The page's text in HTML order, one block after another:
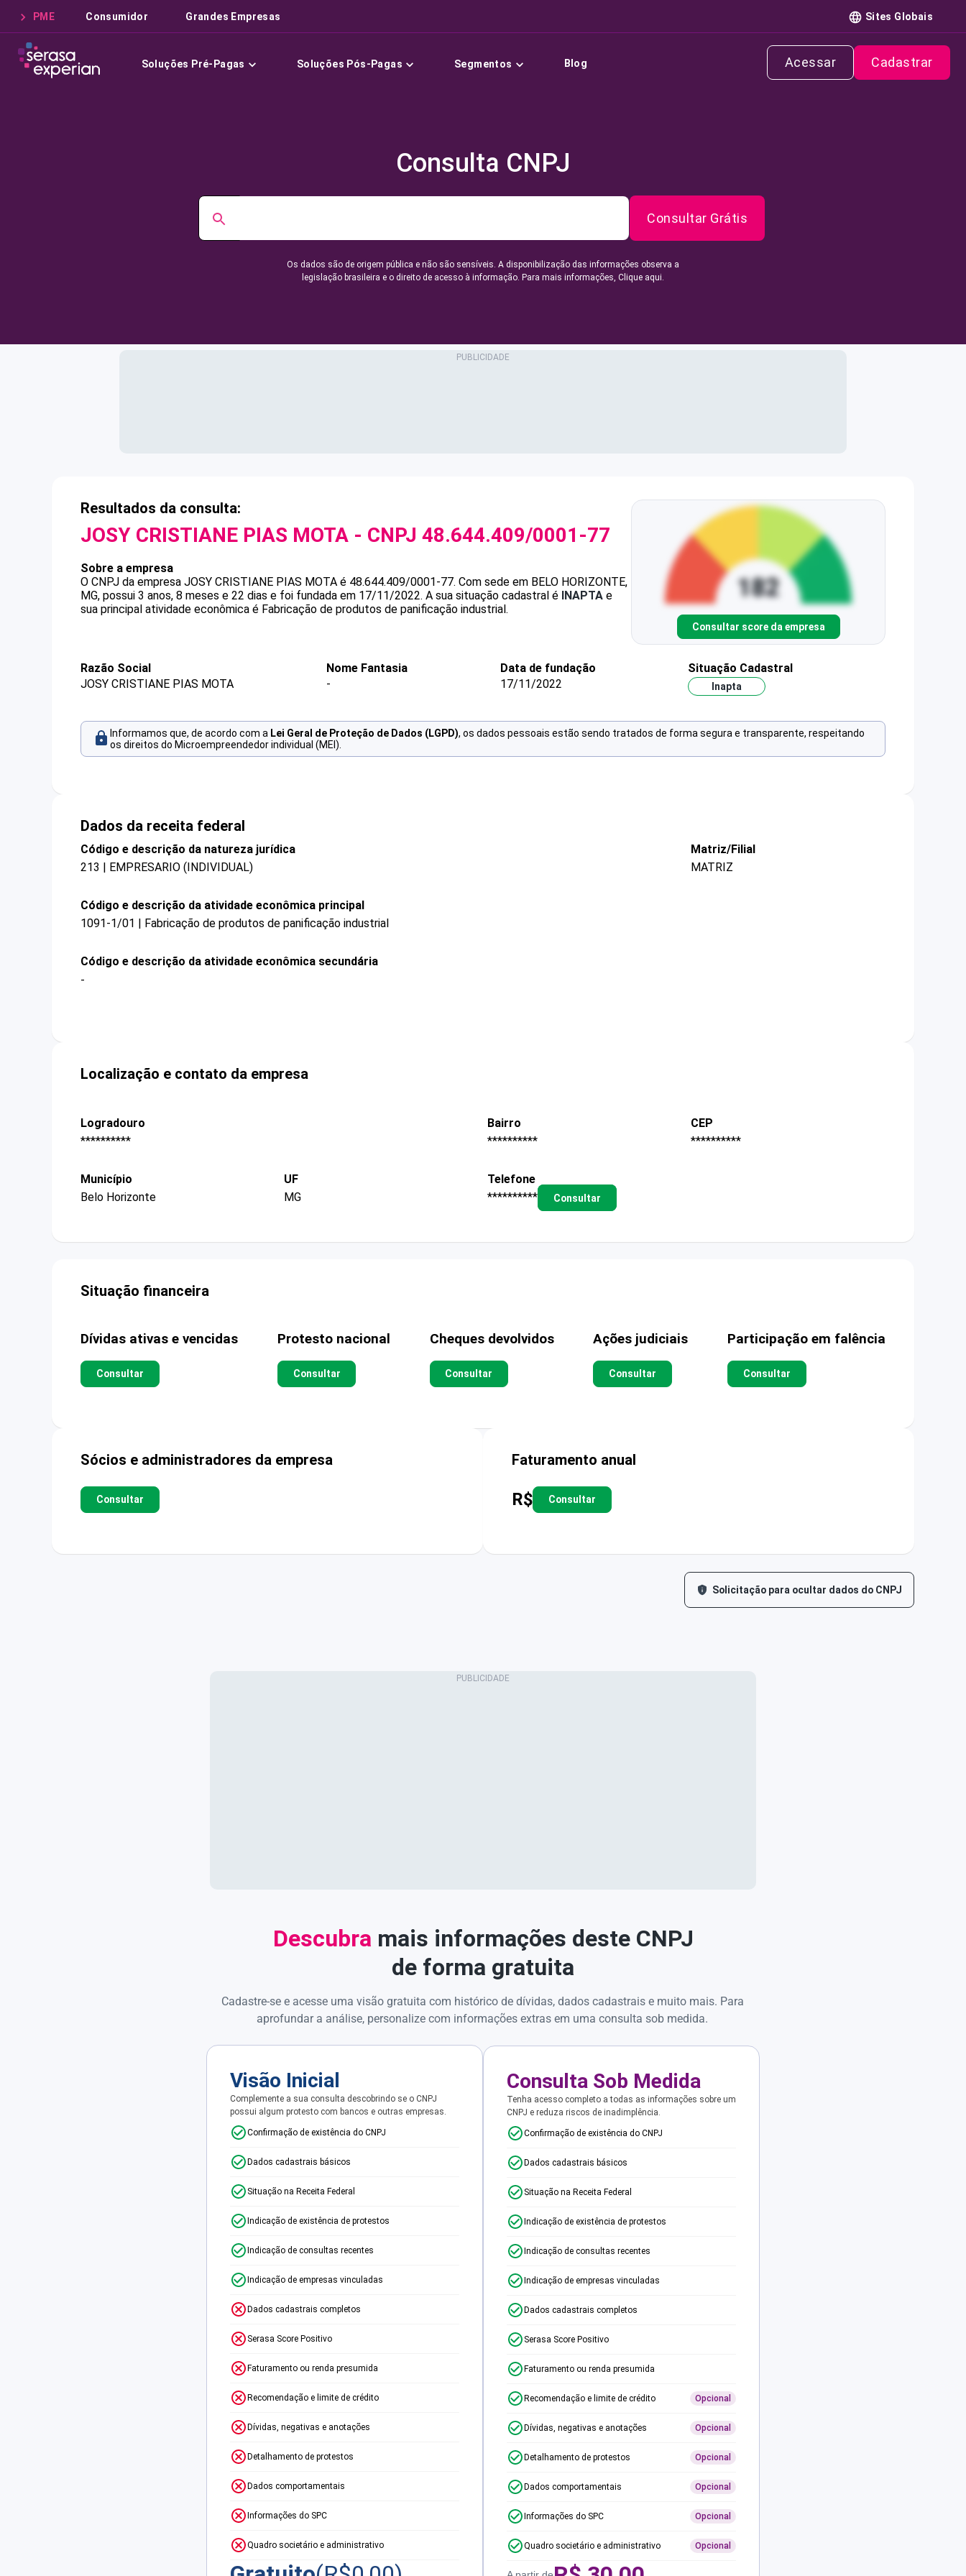
PME Consumidor Grandes Empresas Sites Globais
Soluções Pré-Pagas Soluções Pós-Pagas Segmentos Blog Acessar Cadastrar
Consulta CNPJ
Consultar Grátis
Os dados são de origem pública e não são sensíveis. A disponibilização das informações observa a
legislação brasileira e o direito de acesso à informação. Para mais informações, Clique aqui.
Resultados da consulta:
JOSY CRISTIANE PIAS MOTA - CNPJ 48.644.409/0001-77
Sobre a empresa
O CNPJ da empresa JOSY CRISTIANE PIAS MOTA é 48.644.409/0001-77. Com sede em BELO HORIZONTE,
MG, possui 3 anos, 8 meses e 22 dias e foi fundada em 17/11/2022. A sua situação cadastral é INAPTA e
sua principal atividade econômica é Fabricação de produtos de panificação industrial.
Consultar score da empresa
Razão Social
JOSY CRISTIANE PIAS MOTA
Nome Fantasia
-
Data de fundação
17/11/2022
Situação Cadastral
Inapta
Informamos que, de acordo com a Lei Geral de Proteção de Dados (LGPD), os dados pessoais estão sendo tratados de forma segura e transparente, respeitando
os direitos do Microempreendedor individual (MEI).
Dados da receita federal
Código e descrição da natureza jurídica
213 | EMPRESARIO (INDIVIDUAL)
Matriz/Filial
MATRIZ
Código e descrição da atividade econômica principal
1091-1/01 | Fabricação de produtos de panificação industrial
Código e descrição da atividade econômica secundária
-
Localização e contato da empresa
Logradouro
**********
Bairro
**********
CEP
**********
Município
Belo Horizonte
UF
MG
Telefone
**********
Consultar
Situação financeira
Dívidas ativas e vencidas
Consultar
Protesto nacional
Consultar
Cheques devolvidos
Consultar
Ações judiciais
Consultar
Participação em falência
Consultar
Sócios e administradores da empresa
Consultar
Faturamento anual
R$ Consultar
Solicitação para ocultar dados do CNPJ
Descubra mais informações deste CNPJ
de forma gratuita
Cadastre-se e acesse uma visão gratuita com histórico de dívidas, dados cadastrais e muito mais. Para
aprofundar a análise, personalize com informações extras em uma consulta sob medida.
Visão Inicial
Complemente a sua consulta descobrindo se o CNPJ
possui algum protesto com bancos e outras empresas.
Confirmação de existência do CNPJ
Dados cadastrais básicos
Situação na Receita Federal
Indicação de existência de protestos
Indicação de consultas recentes
Indicação de empresas vinculadas
Dados cadastrais completos
Serasa Score Positivo
Faturamento ou renda presumida
Recomendação e limite de crédito
Dívidas, negativas e anotações
Detalhamento de protestos
Dados comportamentais
Informações do SPC
Quadro societário e administrativo
Consulta Sob Medida
Tenha acesso completo a todas as informações sobre um
CNPJ e reduza riscos de inadimplência.
Confirmação de existência do CNPJ
Dados cadastrais básicos
Situação na Receita Federal
Indicação de existência de protestos
Indicação de consultas recentes
Indicação de empresas vinculadas
Dados cadastrais completos
Serasa Score Positivo
Faturamento ou renda presumida
Recomendação e limite de crédito Opcional
Dívidas, negativas e anotações Opcional
Detalhamento de protestos Opcional
Dados comportamentais Opcional
Informações do SPC Opcional
Quadro societário e administrativo Opcional